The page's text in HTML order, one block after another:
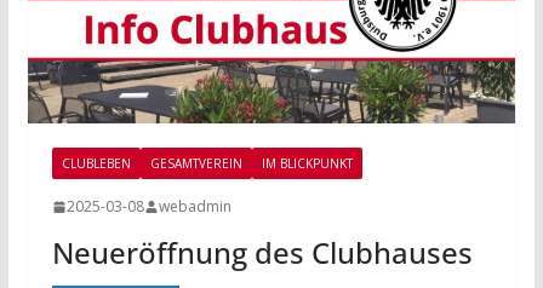
CLUBLEBEN GESAMTVEREIN IM BLICKPUNKT
2025-03-08 webadmin
Neueröffnung des Clubhauses